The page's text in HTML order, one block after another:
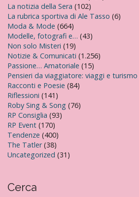
La notizia della Sera (102)
La rubrica sportiva di Ale Tasso (6)
Moda & Mode (664)
Modelle, fotografi e… (43)
Non solo Misteri (19)
Notizie & Comunicati (1.256)
Passione… Amatoriale (15)
Pensieri da viaggiatore: viaggi e turismo
Racconti e Poesie (84)
Riflessioni (141)
Roby Sing & Song (76)
RP Consiglia (93)
RP Event (170)
Tendenze (400)
The Tatler(38)
Uncategorized (31)
Cerca